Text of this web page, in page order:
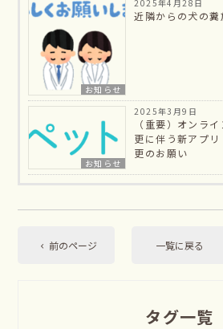
お知らせ
2025年4月28日
近隣からの犬の
お知らせ
2025年3月9日
（重要）オンラ
更に伴う新アプ
更のお願い
前のページ 一覧に戻る
タグ一覧